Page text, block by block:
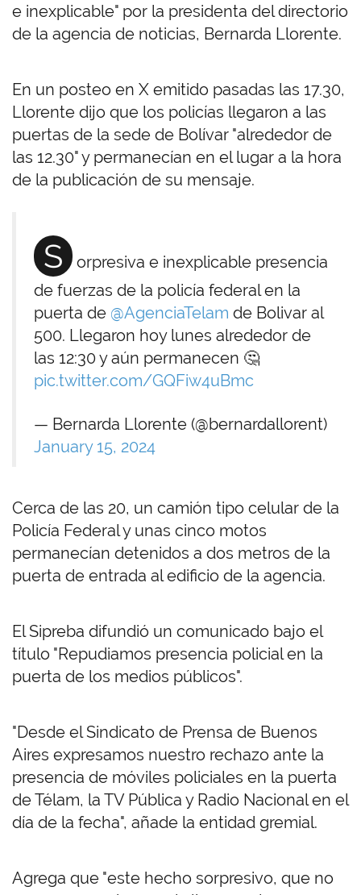
e inexplicable" por la presidenta del directorio
de la agencia de noticias, Bernarda Llorente.
En un posteo en X emitido pasadas las 17.30,
Llorente dijo que los policías llegaron a las
puertas de la sede de Bolívar "alrededor de
las 12.30" y permanecían en el lugar a la hora
de la publicación de su mensaje.
S
orpresiva e inexplicable presencia
de fuerzas de la policía federal en la
puerta de @AgenciaTelam de Bolivar al
500. Llegaron hoy lunes alrededor de
las 12:30 y aún permanecen 🤔
pic.twitter.com/GQFiw4uBmc
— Bernarda Llorente (@bernardallorent)
January 15, 2024
Cerca de las 20, un camión tipo celular de la
Policía Federal y unas cinco motos
permanecían detenidos a dos metros de la
puerta de entrada al edificio de la agencia.
El Sipreba difundió un comunicado bajo el
título "Repudiamos presencia policial en la
puerta de los medios públicos".
"Desde el Sindicato de Prensa de Buenos
Aires expresamos nuestro rechazo ante la
presencia de móviles policiales en la puerta
de Télam, la TV Pública y Radio Nacional en el
día de la fecha", añade la entidad gremial.
Agrega que "este hecho sorpresivo, que no